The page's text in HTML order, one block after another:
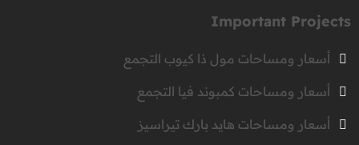
Important Projects
أسعار ومساحات مول ذا كيوب التجمع
أسعار ومساحات كمبوند فيا التجمع
أسعار ومساحات هايد بارك تيراسيز